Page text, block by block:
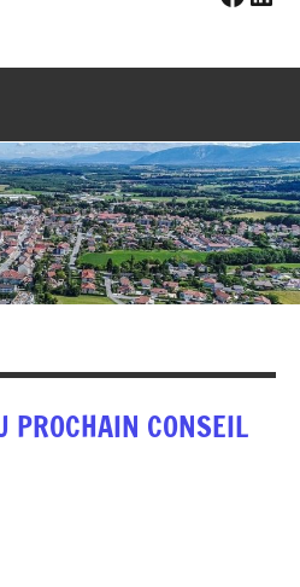
PROCHAIN CONSEIL